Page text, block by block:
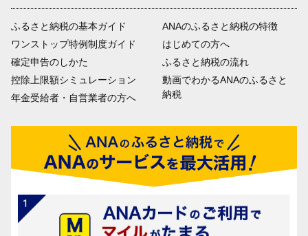
ふるさと納税の基本ガイド
ワンストップ特例制度ガイド
確定申告のしかた
控除上限額シミュレーション
年金受給者・自営業者の方へ
ANAのふるさと納税の特徴
はじめての方へ
ふるさと納税の流れ
動画でわかるANAのふるさと
納税